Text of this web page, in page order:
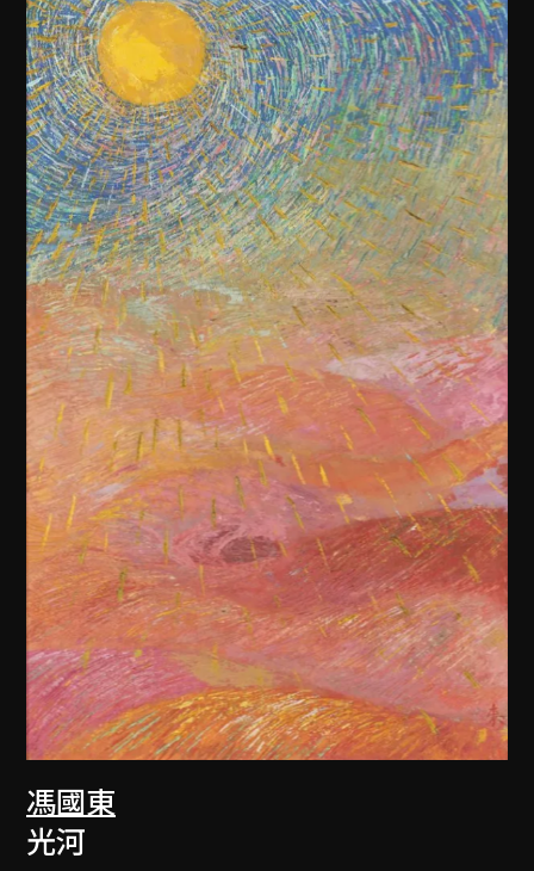
馮國東
光河